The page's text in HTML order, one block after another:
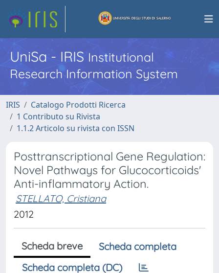
UniSa - IRISInstitutional
Research Information System
IRIS
Catalogo Prodotti Ricerca
1 Contributo su Rivista
1.1.2 Articolo su rivista con ISSN
Posttranscriptional Gene Regulation:
Novel Pathways for Glucocorticoids'
Anti-inflammatory Action.
STELLATO, Cristiana
2012
Scheda breve
Scheda completa
Scheda completa (DC)